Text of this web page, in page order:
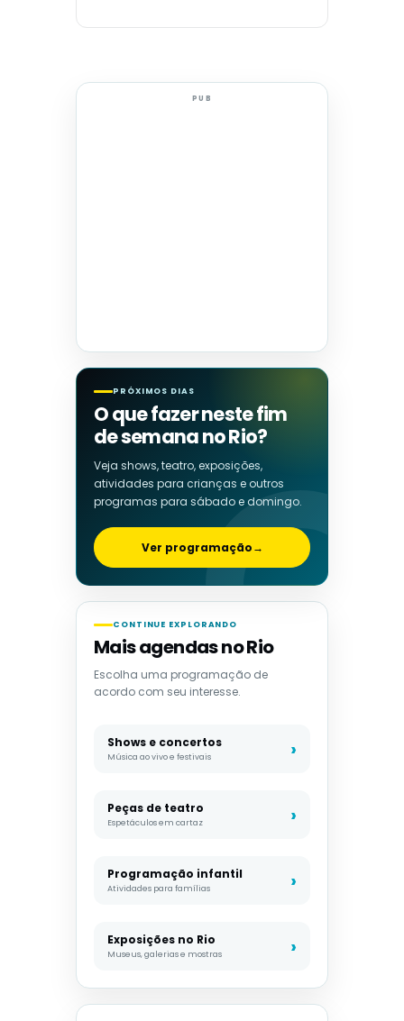
PUB
PRÓXIMOS DIAS
O que fazer neste fim
de semana no Rio?
Veja shows, teatro, exposições,
atividades para crianças e outros
programas para sábado e domingo.
Ver programação→
CONTINUE EXPLORANDO
Mais agendas no Rio
Escolha uma programação de
acordo com seu interesse.
Shows e concertos
Música ao vivo e festivais
Peças de teatro
Espetáculos em cartaz
Programação infantil
Atividades para famílias
Exposições no Rio
Museus, galerias e mostras